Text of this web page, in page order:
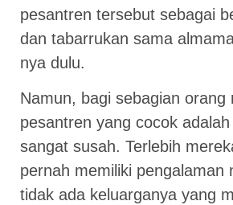
pesantren tersebut sebagai
dan tabarrukan sama
nya dulu.
Namun, bagi sebagian orang
pesantren yang cocok
sangat susah. Terlebih
pernah memiliki pengalaman
tidak ada keluarganya yang